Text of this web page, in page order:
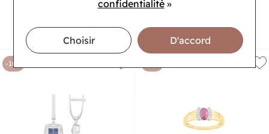
confidentialité»
Choisir D'accord
Ou4x 335.25€sans frais
1 290 €
Ou4x 290.25€ sans frais
-10%